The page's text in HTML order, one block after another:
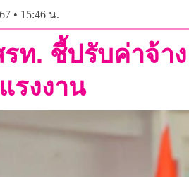
• 15:46 น.
ท. ชี้ปรับค่าจ้า
รงงาน